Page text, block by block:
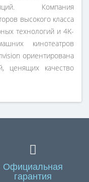
Компания
высокого класса
технологий и 4K-
кинотеатров
ориентирована
ценящих качество
Официальная
гарантия